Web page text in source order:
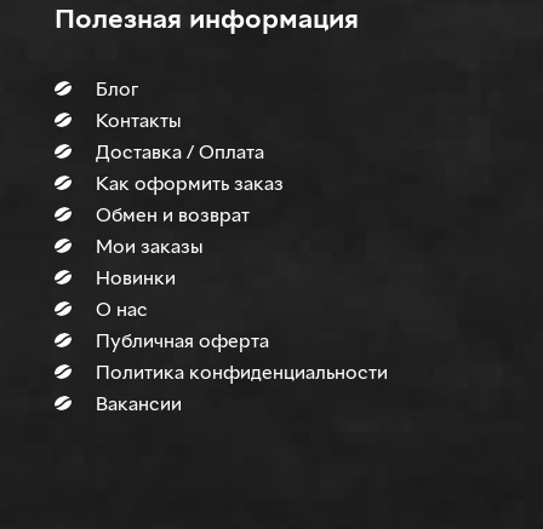
Полезная информация
Блог
Контакты
Доставка / Оплата
Как оформить заказ
Обмен и возврат
Мои заказы
Новинки
О нас
Публичная оферта
Политика конфиденциальности
Вакансии